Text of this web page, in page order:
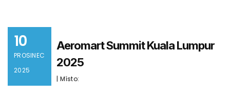
10
PROSINEC
2025
Aeromart Summit Kuala Lumpur
2025
| Místo: